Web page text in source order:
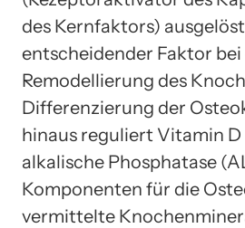
des Kernfaktors)
entscheidender Faktor bei
Remodellierung des
Differenzierung der
hinaus reguliert Vitamin
alkalische Phosphatase
Komponenten für die
vermittelte